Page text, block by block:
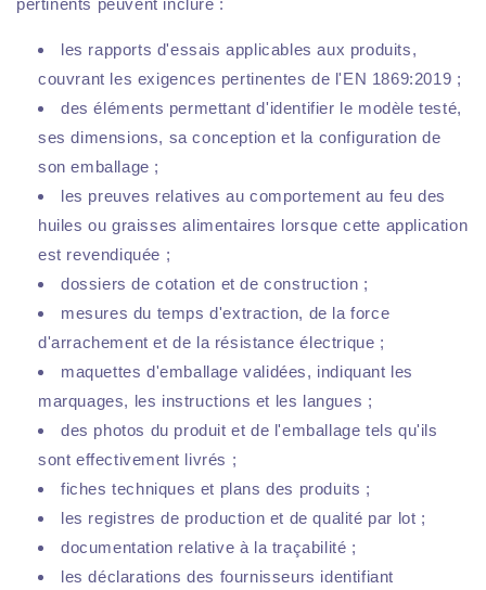
pertinents peuvent inclure :
les rapports d'essais applicables aux produits,
couvrant les exigences pertinentes de l'EN 1869:2019 ;
des éléments permettant d'identifier le modèle testé,
ses dimensions, sa conception et la configuration de
son emballage ;
les preuves relatives au comportement au feu des
huiles ou graisses alimentaires lorsque cette application
est revendiquée ;
dossiers de cotation et de construction ;
mesures du temps d'extraction, de la force
d'arrachement et de la résistance électrique ;
maquettes d'emballage validées, indiquant les
marquages, les instructions et les langues ;
des photos du produit et de l'emballage tels qu'ils
sont effectivement livrés ;
fiches techniques et plans des produits ;
les registres de production et de qualité par lot ;
documentation relative à la traçabilité ;
les déclarations des fournisseurs identifiant